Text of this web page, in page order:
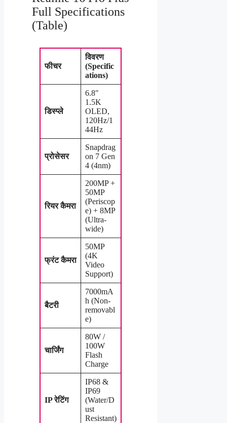
Full Specifications
(Table)
फीचर
विवरण
(Specific
ations)
डिस्प्ले
6.8″
1.5K
OLED,
120Hz/1
44Hz
प्रोसेसर
Snapdrag
on 7 Gen
4 (4nm)
रियर कैमरा
200MP +
50MP
(Periscop
e) + 8MP
(Ultra-
wide)
फ्रंट कैमरा
50MP
(4K
Video
Support)
बैटरी
7000mA
h (Non-
removabl
e)
चार्जिंग
80W /
100W
Flash
Charge
IP रेटिंग
IP68 &
IP69
(Water/D
ust
Resistant)